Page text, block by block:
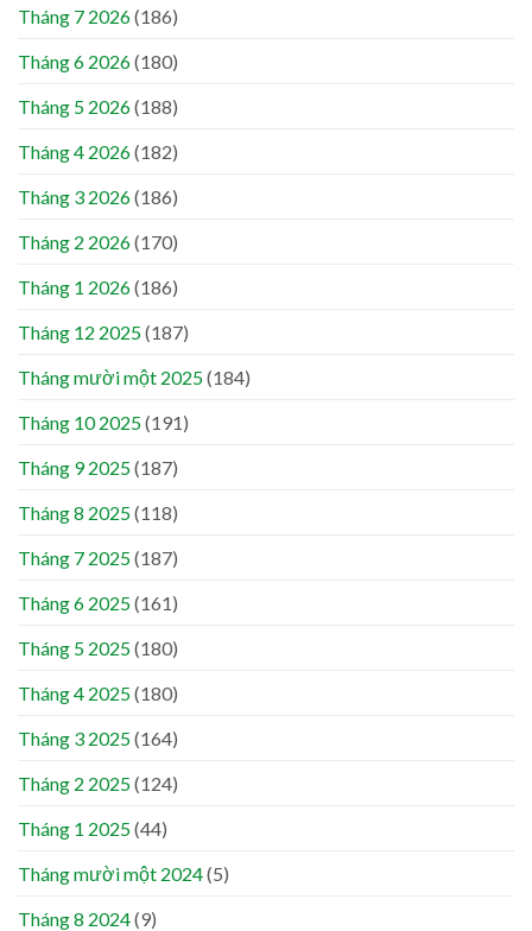
Tháng 7 2026(186)
Tháng 6 2026(180)
Tháng 5 2026(188)
Tháng 4 2026(182)
Tháng 3 2026(186)
Tháng 2 2026(170)
Tháng 1 2026(186)
Tháng 12 2025(187)
Tháng mười một 2025(184)
Tháng 10 2025(191)
Tháng 9 2025(187)
Tháng 8 2025(118)
Tháng 7 2025(187)
Tháng 6 2025(161)
Tháng 5 2025(180)
Tháng 4 2025(180)
Tháng 3 2025(164)
Tháng 2 2025(124)
Tháng 1 2025(44)
Tháng mười một 2024(5)
Tháng 8 2024(9)